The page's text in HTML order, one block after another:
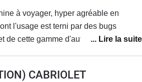
à voyager, hyper agréable en
l'usage est terni par des bugs
de cette gamme d'auto.Agacé à
à la regarder le plaisir était total.
CABRIOLET